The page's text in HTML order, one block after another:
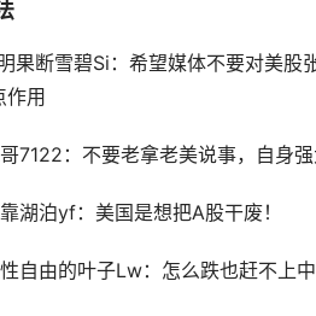
果断雪碧Si：希望媒体不要对美
作用
7122：不要老拿老美说事，自身
湖泊yf：美国是想把A股干废！
自由的叶子Lw：怎么跌也赶不上